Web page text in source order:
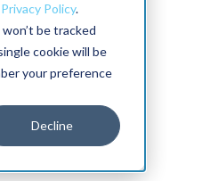
Privacy Policy.
be tracked
cookie will be
your preference
Decline